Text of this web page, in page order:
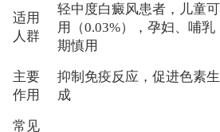
适用
人群
轻中度白癜风患者，儿童可
用（0.03%），孕妇、哺乳
期慎用
主要
作用
抑制免疫反应，促进色素生
成
常见